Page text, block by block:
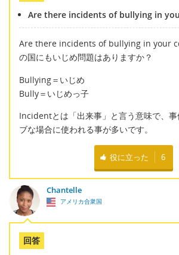
Are there incidents of bullying in
Are there incidents of bullying in your
の国にもいじめ問題はありますか？
Bullying＝いじめ
Bully＝いじめっ子
Incidentとは「出来事」と言う意味で、事
ブな場合に使われる事が多いです。
役に立った 6
Chantelle
アメリカ合衆国
回答